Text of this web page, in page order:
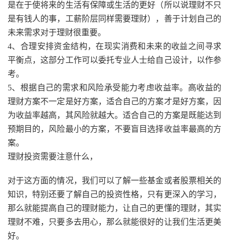
是在于使将来的生活有保障或生活的更好（所以说理财不只
是有钱人的事，工薪阶层同样需要理财），善于计划自己的
未来需求对于理财很重要。
4、合理安排资金结构，在现实消费和未来的收益之间寻求
平衡点，这部分工作可以委托专业人士给自己设计，以作参
考。
5、根据自己的需求和风险承受能力考虑收益率。高收益的
理财方案不一定是好方案，适合自己的方案才是好方案，因
为收益率越高，其风险就越大。适合自己的方案是既能达到
预期目的，风险最小的方案，不要盲目选择收益率最高的方
案。
理财投资需要注意什么，
对于这方面的情况，我们可以了解一些基金或者股票相关的
知识，特别还要了解自己的投资性格，只有更深入的学习，
那么就能提高自己的理财能力，让自己的更懂的理财，其实
理财不难，只要多去用心，那么就能很好的让我们生活更美
好。